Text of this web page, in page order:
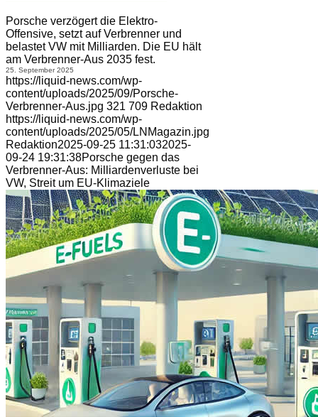
Porsche verzögert die Elektro-
Offensive, setzt auf Verbrenner und
belastet VW mit Milliarden. Die EU hält
am Verbrenner-Aus 2035 fest.
25. September 2025
https://liquid-news.com/wp-
content/uploads/2025/09/Porsche-
Verbrenner-Aus.jpg 321 709 Redaktion
https://liquid-news.com/wp-
content/uploads/2025/05/LNMagazin.jpg
Redaktion2025-09-25 11:31:032025-
09-24 19:31:38Porsche gegen das
Verbrenner-Aus: Milliardenverluste bei
VW, Streit um EU-Klimaziele